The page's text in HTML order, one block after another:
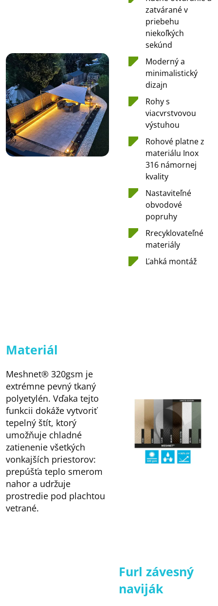
zatvárané v
priebehu
niekoľkých
sekúnd
Moderný a
minimalistický
dizajn
Rohy s
viacvrstvovou
výstuhou
Rohové platne z
materiálu Inox
316 námornej
kvality
Nastaviteľné
obvodové
popruhy
Rrecyklovateľné
materiály
Ľahká montáž
Materiál
Meshnet® 320gsm je
extrémne pevný tkaný
polyetylén. Vďaka tejto
funkcii dokáže vytvoriť
tepelný štít, ktorý
umožňuje chladné
zatienenie všetkých
vonkajších priestorov:
prepúšťa teplo smerom
nahor a udržuje
prostredie pod plachtou
vetrané.
Furl závesný
naviják